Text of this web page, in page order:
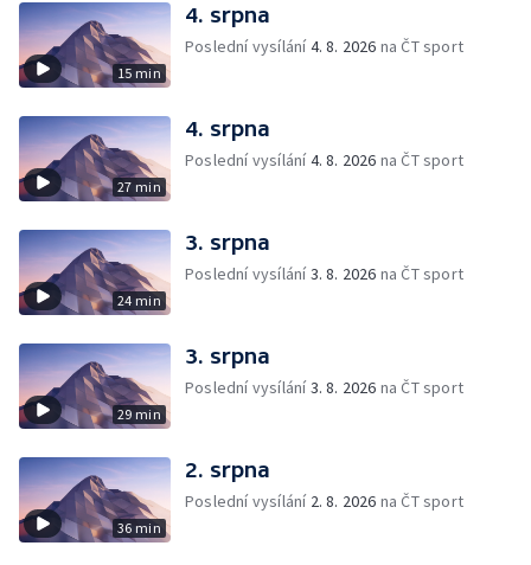
15 min
4. srpna
Poslední vysílání4. 8. 2026 na ČT sport
27 min
4. srpna
Poslední vysílání4. 8. 2026 na ČT sport
24 min
3. srpna
Poslední vysílání3. 8. 2026 na ČT sport
29 min
3. srpna
Poslední vysílání3. 8. 2026 na ČT sport
36 min
2. srpna
Poslední vysílání 2. 8. 2026 na ČT sport